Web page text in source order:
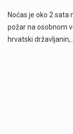
Noćas je oko 2 sata
požar na osobnom
hrvatski